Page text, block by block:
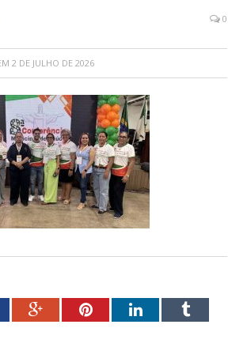
0
2 DE JULHO DE 2026
Google+PinterestLinkedInTumblr